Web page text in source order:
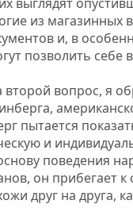
из магазинных
и, в
позволить себе
второй вопрос, я
пытается
и
поведения
он прибегает к
друг на друга,